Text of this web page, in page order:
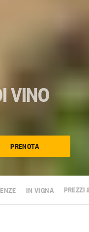
VINO
PRENOTA
IN VIGNA PREZZI